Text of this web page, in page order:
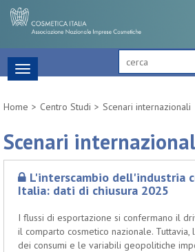
Toggle
navigation
Home
Centro Studi Scenari internazionali
Scenari
L'interscambio dell'industria
Italia: dati di chiusura 2025
I flussi di esportazione si confermano il
il comparto cosmetico nazionale. Tuttavia,
dei consumi e le variabili geopolitiche